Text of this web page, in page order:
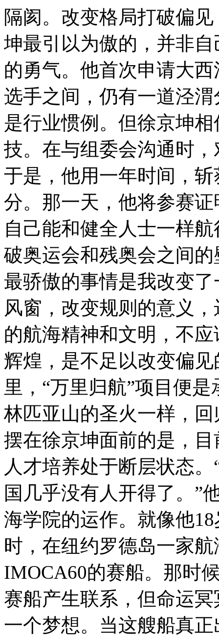
隔阂。改变格局打破偏
坤最引以为傲的，并非
的勇气。他首次申请大
选手之间，仍有一道泾
是行业惯例。但徐京坤
技。在与组委会沟通时
于是，他用一年时间，
分。那一天，他将参赛
自己能和健全人士一样
破奥运会和残奥会之间
最骄傲的事情是我改变
风窗，改变规则的意义
的航海精神和文明，不
辉煌，是不足以改变偏
里，“万里归航”项目便
林匹亚山的圣火一样，
摆在徐京坤面前的是，
人才培养处于断层状态
国几乎没有人开得了。”
海学院的运作。就像他
时，在纽约罗德岛一家
IMOCA60的赛船。那时
赛船产生联系，但命运
一个梦想。当这艘船真